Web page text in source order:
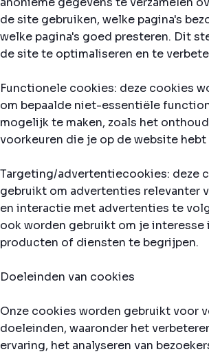
de site gebruiken, welke pagina's
welke pagina's goed presteren. Dit
de site te optimaliseren en te
Functionele cookies: deze cookies
om bepaalde niet-essentiële
mogelijk te maken, zoals het
voorkeuren die je op de website
Targeting/advertentiecookies: deze
gebruikt om advertenties relevanter
en interactie met advertenties te
ook worden gebruikt om je interesse
producten of diensten te begrijpen.
Doeleinden van cookies
Onze cookies worden gebruikt voor
doeleinden, waaronder het
ervaring, het analyseren van